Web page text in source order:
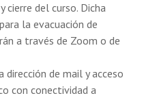
cierre del curso. Dicha
la evacuación de
a través de Zoom o de
dirección de mail y acceso
con conectividad a